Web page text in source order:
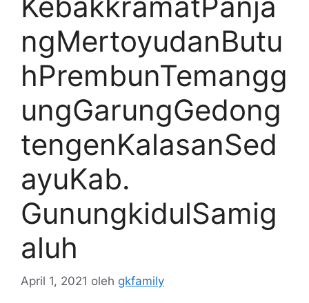
ngMertoyudanButu
hPrembunTemangg
ungGarungGedong
tengenKalasanSed
ayuKab.
GunungkidulSamig
aluh
April 1, 2021 oleh gkfamily